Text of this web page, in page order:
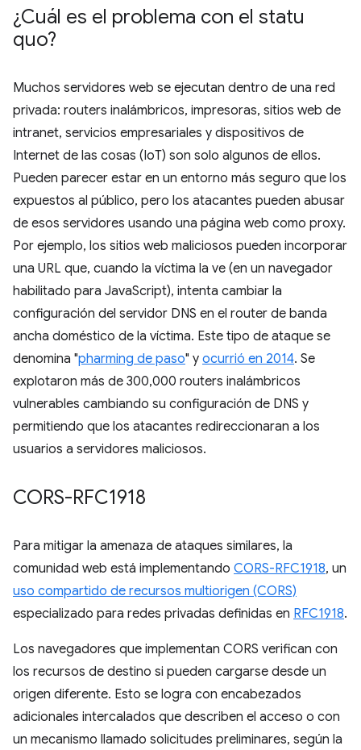
¿Cuál es el problema con el statu
quo?
Muchos servidores web se ejecutan dentro de una red
privada: routers inalámbricos, impresoras, sitios web de
intranet, servicios empresariales y dispositivos de
Internet de las cosas (IoT) son solo algunos de ellos.
Pueden parecer estar en un entorno más seguro que los
expuestos al público, pero los atacantes pueden abusar
de esos servidores usando una página web como proxy.
Por ejemplo, los sitios web maliciosos pueden incorporar
una URL que, cuando la víctima la ve (en un navegador
habilitado para JavaScript), intenta cambiar la
configuración del servidor DNS en el router de banda
ancha doméstico de la víctima. Este tipo de ataque se
denomina "pharming de paso" y ocurrió en 2014. Se
explotaron más de 300,000 routers inalámbricos
vulnerables cambiando su configuración de DNS y
permitiendo que los atacantes redireccionaran a los
usuarios a servidores maliciosos.
CORS-RFC1918
Para mitigar la amenaza de ataques similares, la
comunidad web está implementando CORS-RFC1918, un
uso compartido de recursos multiorigen (CORS)
especializado para redes privadas definidas en RFC1918.
Los navegadores que implementan CORS verifican con
los recursos de destino si pueden cargarse desde un
origen diferente. Esto se logra con encabezados
adicionales intercalados que describen el acceso o con
un mecanismo llamado solicitudes preliminares, según la